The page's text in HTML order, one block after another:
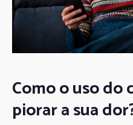
Como o uso do
piorar a sua